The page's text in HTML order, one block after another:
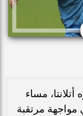
مساء
22 أبريل 2026، في مواجهة مرتقبة